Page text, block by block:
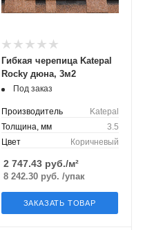
Гибкая черепица Katepal
Rocky дюна, 3м2
Под заказ
Производитель
Katepal
Толщина, мм
3.5
Цвет
Коричневый
2 747.43 руб./м²
8 242.30руб. /упак
ЗАКАЗАТЬ ТОВАР